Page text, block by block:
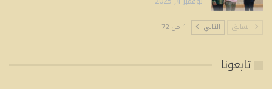
السابق التالي 1 من 72
تابعونا